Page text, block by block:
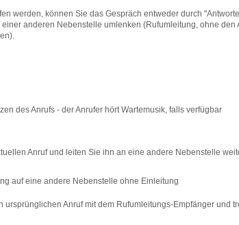
werden, können Sie das Gespräch entweder durch
einer anderen Nebenstelle umlenken (Rufumleitung, ohne den
des Anrufs - der Anrufer hört Wartemusik, falls verfügbar
Anruf und leiten Sie ihn an eine andere Nebenstelle
auf eine andere Nebenstelle ohne Einleitung
ursprünglichen Anruf mit dem Rufumleitungs-Empfänger und